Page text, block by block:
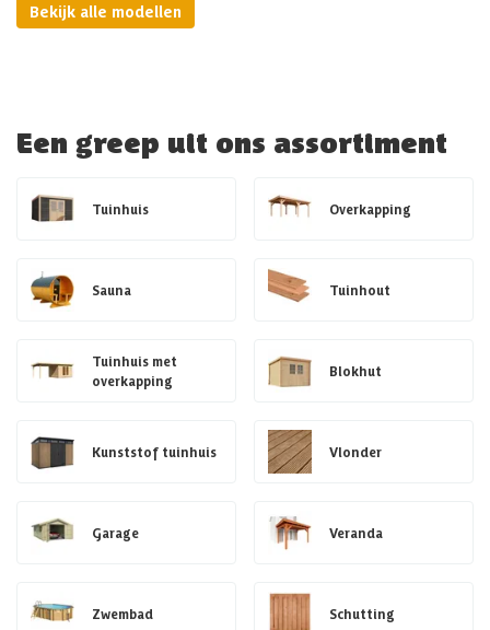
Bekijk alle modellen
Een greep uit ons assortiment
Tuinhuis Overkapping
Sauna Tuinhout
Tuinhuis met
overkapping
Blokhut
Kunststof tuinhuis Vlonder
Garage Veranda
Zwembad Schutting